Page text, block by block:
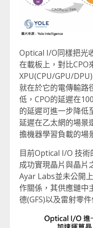
Optical I/O同樣把光
在載板上，對比CPO
XPU(CPU/GPU/
就在於它的電傳輸路
低，CPO的延遲在
的延遲可進一步降低
延遲在乙太網的場景
擔機器學習負載的場
目前Optical I/O 技
成功實現晶片與晶片
Ayar Labs並未公開
作關係，其供應鏈中
德(GFS)以及雷射零